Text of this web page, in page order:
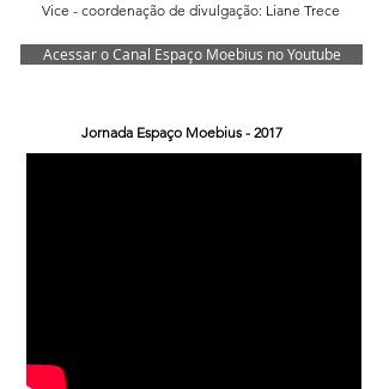
Vice - coordenação de divulgação: Liane Trece
Acessar o Canal Espaço Moebius no Youtube
Jornada Espaço Moebius - 2017